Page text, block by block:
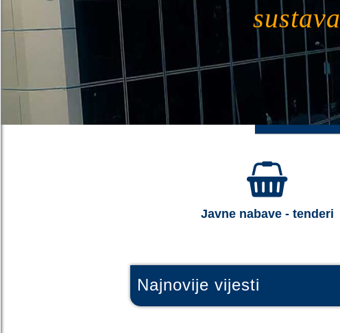
sustava
Javne nabave - tenderi
Najnovije vijesti